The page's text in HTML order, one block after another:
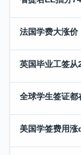
法国学费大涨价
英国毕业工签从
全球学生签证都
美国学签费用